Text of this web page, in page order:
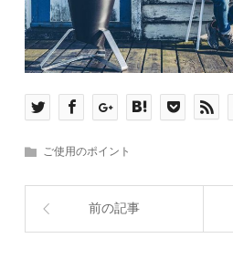
ご使用のポイント
前の記事